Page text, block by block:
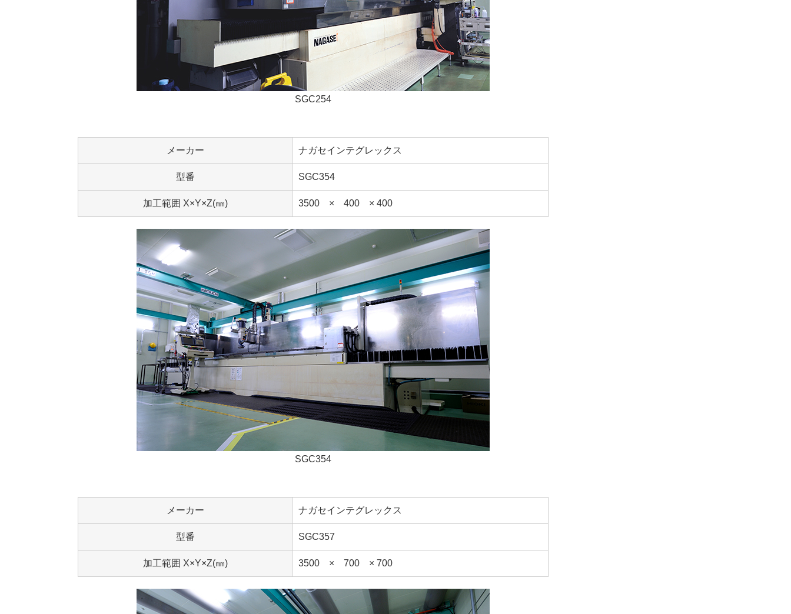
SGC254
メーカー ナガセインテグレックス
型番 SGC354
加工範囲 X×Y×Z(㎜) 3500 × 400 × 400
SGC354
メーカー ナガセインテグレックス
型番 SGC357
加工範囲 X×Y×Z(㎜) 3500 × 700 × 700